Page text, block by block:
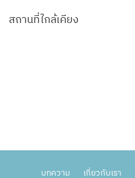
สถานที่ใกล้เคียง
บทความ เกี่ยวกับเรา